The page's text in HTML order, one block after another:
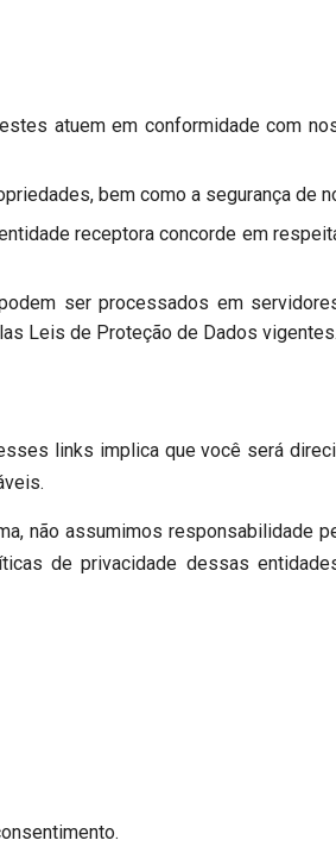
atuem em conformidade com
bem como a segurança de
receptora concorde em
ser processados em
Leis de Proteção de Dados vigentes.
links implica que você será
não assumimos responsabilidade
de privacidade dessas